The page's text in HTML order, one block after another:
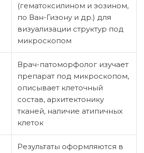
(гематоксилином и эозином,
по Ван-Гизону и др.) для
визуализации структур под
микроскопом
Врач-патоморфолог изучает
препарат под микроскопом,
описывает клеточный
состав, архитектонику
тканей, наличие атипичных
клеток
Результаты оформляются в